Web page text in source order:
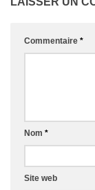
Commentaire *
Nom *
Site web